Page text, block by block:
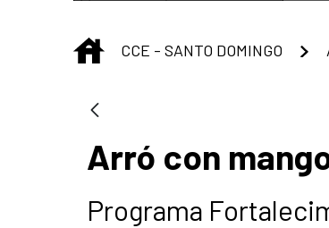
INICIO
CCE - SANTO DOMINGO
Arró con
Programa